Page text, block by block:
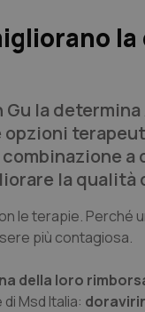
Gu la
opzioni
a
la qualità
le terapie. Perché
più contagiosa.
della loro
Msd Italia: